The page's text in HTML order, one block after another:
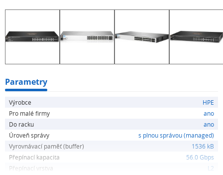
Parametry
Výrobce
HPE
Pro malé firmy
ano
Do racku
ano
Úroveň správy
s plnou správou (managed)
Vyrovnávací paměť (buffer)
1536 kB
Přepínací kapacita
56.0 Gbps
Přepínací vrstva
L2